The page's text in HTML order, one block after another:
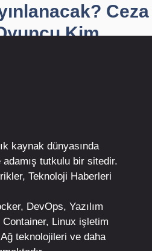
Ceza
Kim...
kaynak dünyasında
tutkulu bir sitedir.
Teknoloji Haberleri
DevOps, Yazılım
Container, Linux işletim
teknolojileri ve daha